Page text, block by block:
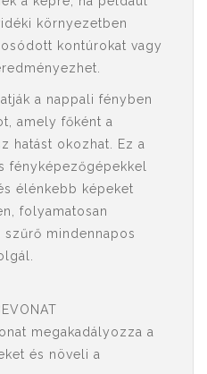
környezetben
kontúrokat vagy
a nappali fényben
amely főként a
hatást okozhat. Ez a
fényképezőgépekkel
élénkebb képeket
folyamatosan
mindennapos
megakadályozza a
és növeli a